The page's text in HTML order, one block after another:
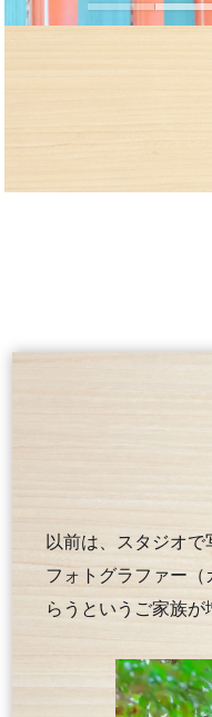
以前は、スタジオ
フォトグラファー
らうというご家族が